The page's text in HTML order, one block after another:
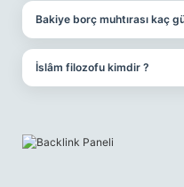
Bakiye borç muhtırası kaç
İslâm filozofu kimdir ?